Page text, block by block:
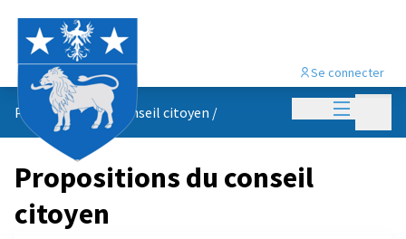
Menu
Se connecter
Propositions du conseil citoyen /
Propositions du conseil
citoyen